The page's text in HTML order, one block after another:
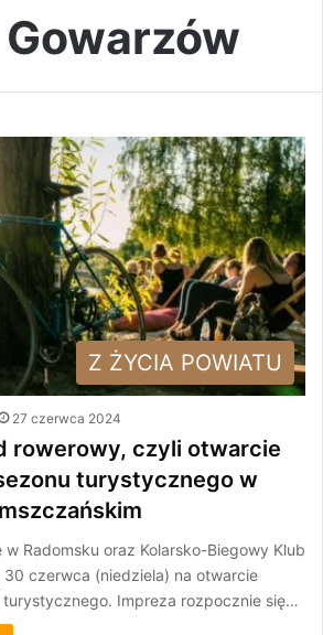
Z ŻYCIA POWIATU
27 czerwca 2024
rowerowy, czyli otwarcie
turystycznego w
Radomsku oraz Kolarsko-Biegowy Klub
czerwca (niedziela) na otwarcie
Impreza rozpocznie się…